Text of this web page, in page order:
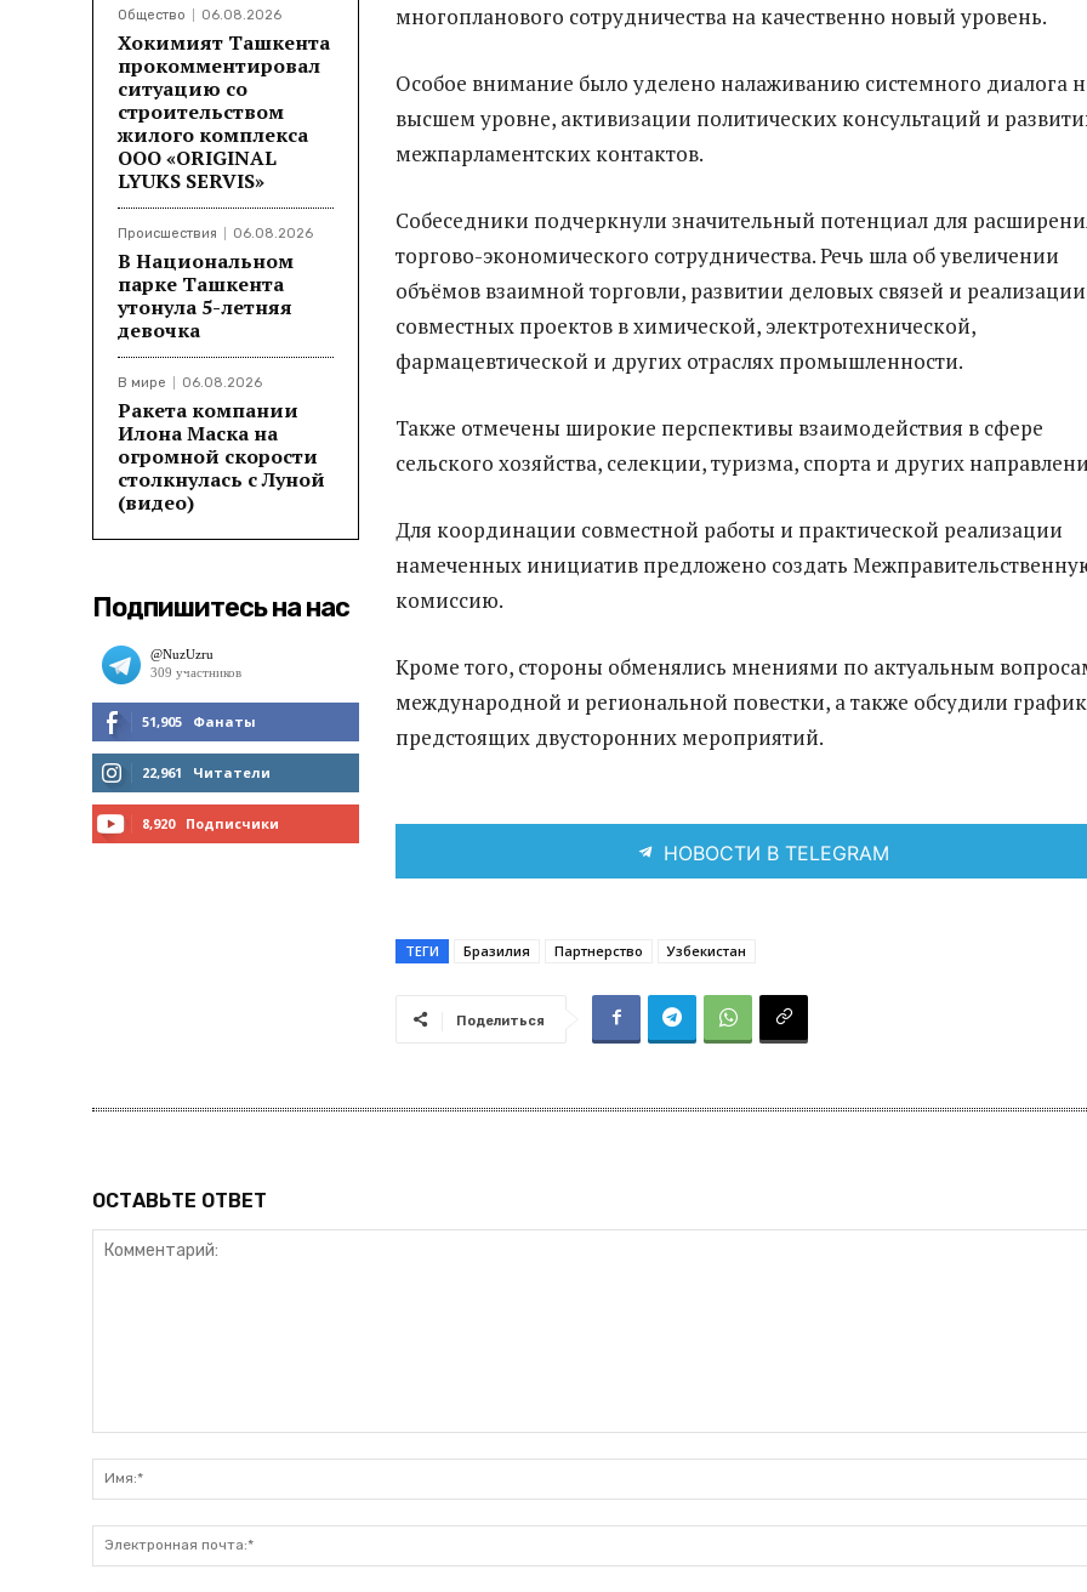
Общество 06.08.2026
Хокимият Ташкента
прокомментировал
ситуацию со
строительством
жилого комплекса
ООО «ORIGINAL
LYUKS SERVIS»
Происшествия 06.08.2026
В Национальном
парке Ташкента
утонула 5-летняя
девочка
В мире 06.08.2026
Ракета компании
Илона Маска на
огромной скорости
столкнулась с Луной
(видео)
Подпишитесь на нас
51,905 Фанаты
МНЕ НРАВИТСЯ
22,961 Читатели
8,920 Подписчики
многопланового сотрудничества на качественно новый уровень.
Особое внимание было уделено налаживанию системного диалога
высшем уровне, активизации политических консультаций и
межпарламентских контактов.
Собеседники подчеркнули значительный потенциал для
торгово-экономического сотрудничества. Речь шла об увеличении
объёмов взаимной торговли, развитии деловых связей и реализации
совместных проектов в химической, электротехнической,
фармацевтической и других отраслях промышленности.
Также отмечены широкие перспективы взаимодействия в сфере
сельского хозяйства, селекции, туризма, спорта и других
Для координации совместной работы и практической реализации
намеченных инициатив предложено создать
комиссию.
Кроме того, стороны обменялись мнениями по актуальным
международной и региональной повестки, а также обсудили график
предстоящих двусторонних мероприятий.
НОВОСТИ В TELEGRAM
ТЕГИ Бразилия Партнерство Узбекистан
Поделиться
ОСТАВЬТЕ ОТВЕТ